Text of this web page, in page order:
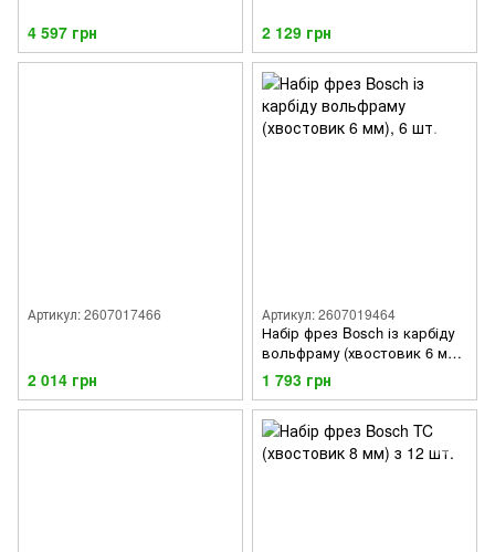
4 597 грн 2 129 грн
Артикул: 2607017466
2 014 грн
Артикул: 2607019464
Набір фрез Bosch із карбіду
вольфраму (хвостовик 6 мм),
6 шт.
1 793 грн